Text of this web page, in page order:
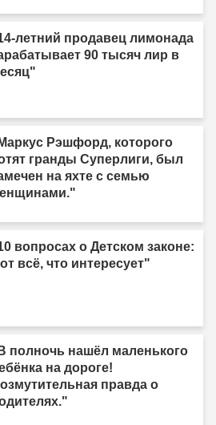
летний продавец лимонада
90 тысяч лир в
Рэшфорд, которого
гранды Суперлиги, был
на яхте с семью
вопросах о Детском законе:
всё, что интересует"
полночь нашёл маленького
на дороге!
правда о